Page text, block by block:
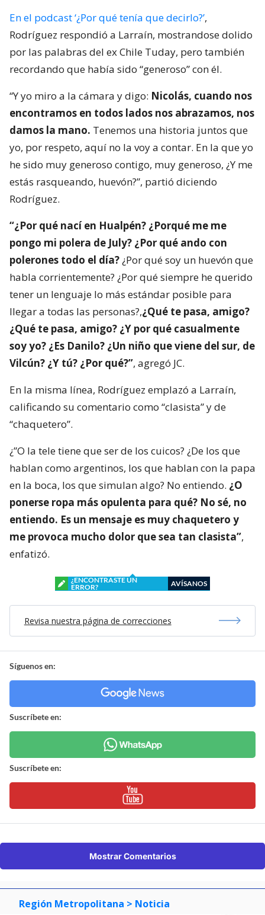
En el podcast ‘¿Por qué tenía que decirlo?’,
Rodríguez respondió a Larraín, mostrandose dolido
por las palabras del ex Chile Tuday, pero también
recordando que había sido “generoso” con él.
“Y yo miro a la cámara y digo: Nicolás, cuando nos
encontramos en todos lados nos abrazamos, nos
damos la mano. Tenemos una historia juntos que
yo, por respeto, aquí no la voy a contar. En la que yo
he sido muy generoso contigo, muy generoso, ¿Y me
estás rasqueando, huevón?”, partió diciendo
Rodríguez.
“¿Por qué nací en Hualpén? ¿Porqué me me
pongo mi polera de July? ¿Por qué ando con
polerones todo el día?¿Por qué soy un huevón que
habla corrientemente? ¿Por qué siempre he querido
tener un lenguaje lo más estándar posible para
llegar a todas las personas?,¿Qué te pasa, amigo?
¿Qué te pasa, amigo? ¿Y por qué casualmente
soy yo? ¿Es Danilo? ¿Un niño que viene del sur, de
Vilcún? ¿Y tú? ¿Por qué?”, agregó JC.
En la misma línea, Rodríguez emplazó a Larraín,
calificando su comentario como “clasista” y de
“chaquetero”.
¿”O la tele tiene que ser de los cuicos? ¿De los que
hablan como argentinos, los que hablan con la papa
en la boca, los que simulan algo? No entiendo. ¿O
ponerse ropa más opulenta para qué? No sé, no
entiendo. Es un mensaje es muy chaquetero y
me provoca mucho dolor que sea tan clasista”,
enfatizó.
¿ENCONTRASTE UN
ERROR?
AVÍSANOS
Revisa nuestra página de correcciones
Síguenos en:
Suscríbete en:
Suscríbete en:
Mostrar Comentarios
Región Metropolitana > Noticia